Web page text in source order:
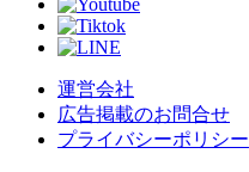
運営会社
広告掲載のお問合せ
プライバシーポリシー